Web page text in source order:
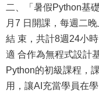
告
行
政
填
報
二、「暑假Python基
月7 日開課，每週二
結 束，共計8週24小
適 合作為無程式設計
Python的初級課程，
用，讓AI充當學員在